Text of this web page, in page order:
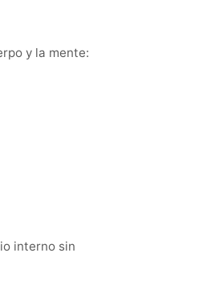
y la mente:
interno sin